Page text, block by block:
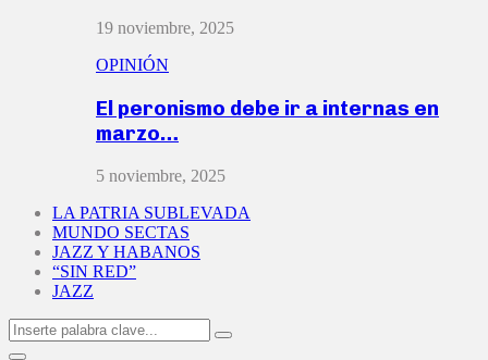
19 noviembre, 2025
OPINIÓN
El peronismo debe ir a internas en
marzo…
5 noviembre, 2025
LA PATRIA SUBLEVADA
MUNDO SECTAS
JAZZ Y HABANOS
“SIN RED”
JAZZ
Search
for:
Search